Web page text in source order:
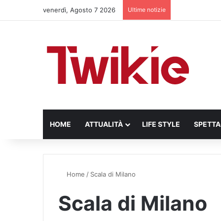
venerdì, Agosto 7 2026 Ultime notizie
HOME ATTUALITÀ LIFE STYLE
Home / Scala di Milano
Scala di Milano